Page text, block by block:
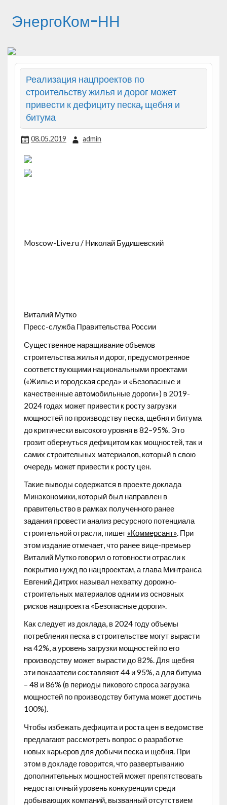
ЭнергоКом-НН
Реализация нацпроектов по
строительству жилья и дорог может
привести к дефициту песка, щебня и
битума
08.05.2019 admin
Moscow-Live.ru / Николай Будишевский
Виталий Мутко
Пресс-служба Правительства России
Существенное наращивание объемов
строительства жилья и дорог, предусмотренное
соответствующими национальными проектами
(«Жилье и городская среда» и «Безопасные и
качественные автомобильные дороги») в 2019-
2024 годах может привести к росту загрузки
мощностей по производству песка, щебня и битума
до критически высокого уровня в 82–95%. Это
грозит обернуться дефицитом как мощностей, так и
самих строительных материалов, который в свою
очередь может привести к росту цен.
Такие выводы содержатся в проекте доклада
Минэкономики, который был направлен в
правительство в рамках полученного ранее
задания провести анализ ресурсного потенциала
строительной отрасли, пишет «Коммерсант». При
этом издание отмечает, что ранее вице-премьер
Виталий Мутко говорил о готовности отрасли к
покрытию нужд по нацпроектам, а глава Минтранса
Евгений Дитрих называл нехватку дорожно-
строительных материалов одним из основных
рисков нацпроекта «Безопасные дороги».
Как следует из доклада, в 2024 году объемы
потребления песка в строительстве могут вырасти
на 42%, а уровень загрузки мощностей по его
производству может вырасти до 82%. Для щебня
эти показатели составляют 44 и 95%, а для битума
– 48 и 86% (в периоды пикового спроса загрузка
мощностей по производству битума может достичь
100%).
Чтобы избежать дефицита и роста цен в ведомстве
предлагают рассмотреть вопрос о разработке
новых карьеров для добычи песка и щебня. При
этом в докладе говорится, что развертыванию
дополнительных мощностей может препятствовать
недостаточный уровень конкуренции среди
добывающих компаний, вызванный отсутствием